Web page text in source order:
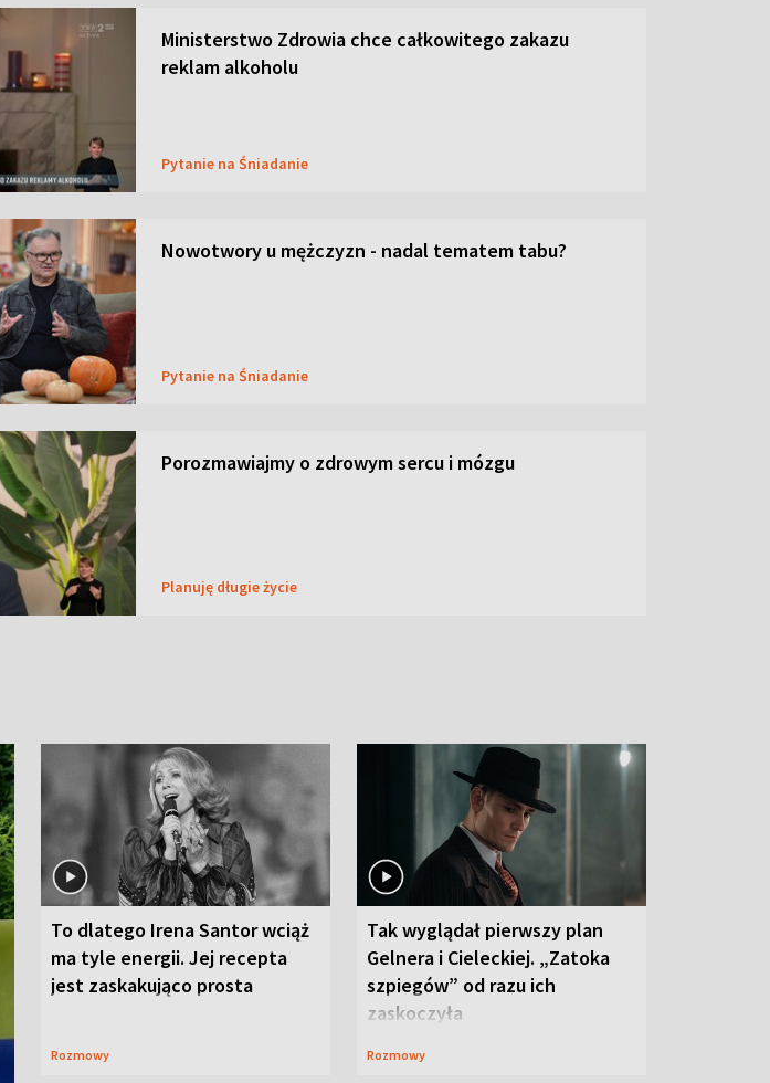
Ministerstwo Zdrowia chce całkowitego zakazu
reklam alkoholu
Pytanie na Śniadanie
Nowotwory u mężczyzn - nadal tematem tabu?
Pytanie na Śniadanie
Porozmawiajmy o zdrowym sercu i mózgu
Planuję długie życie
To dlatego Irena Santor wciąż
ma tyle energii. Jej recepta
jest zaskakująco prosta
Rozmowy
Tak wyglądał pierwszy plan
Gelnera i Cieleckiej. „Zatoka
szpiegów” od razu ich
zaskoczyła
Rozmowy